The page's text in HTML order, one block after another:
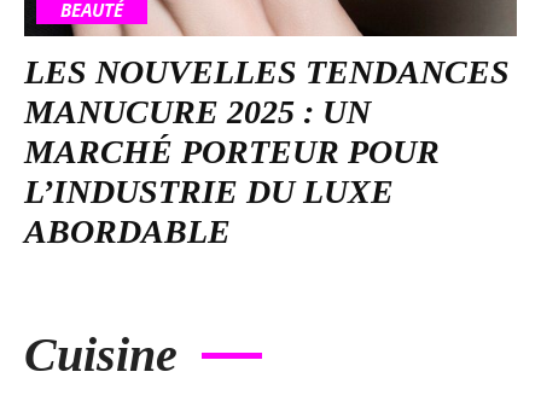
BEAUTÉ
LES NOUVELLES TENDANCES
MANUCURE 2025 : UN
MARCHÉ PORTEUR POUR
L’INDUSTRIE DU LUXE
ABORDABLE
Cuisine